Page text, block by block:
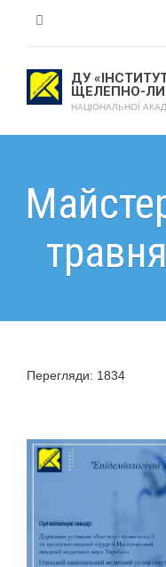
ДУ
ЩЕЛЕПНО-
НАЦІОНАЛЬНОЇ
Перегляди: 1834